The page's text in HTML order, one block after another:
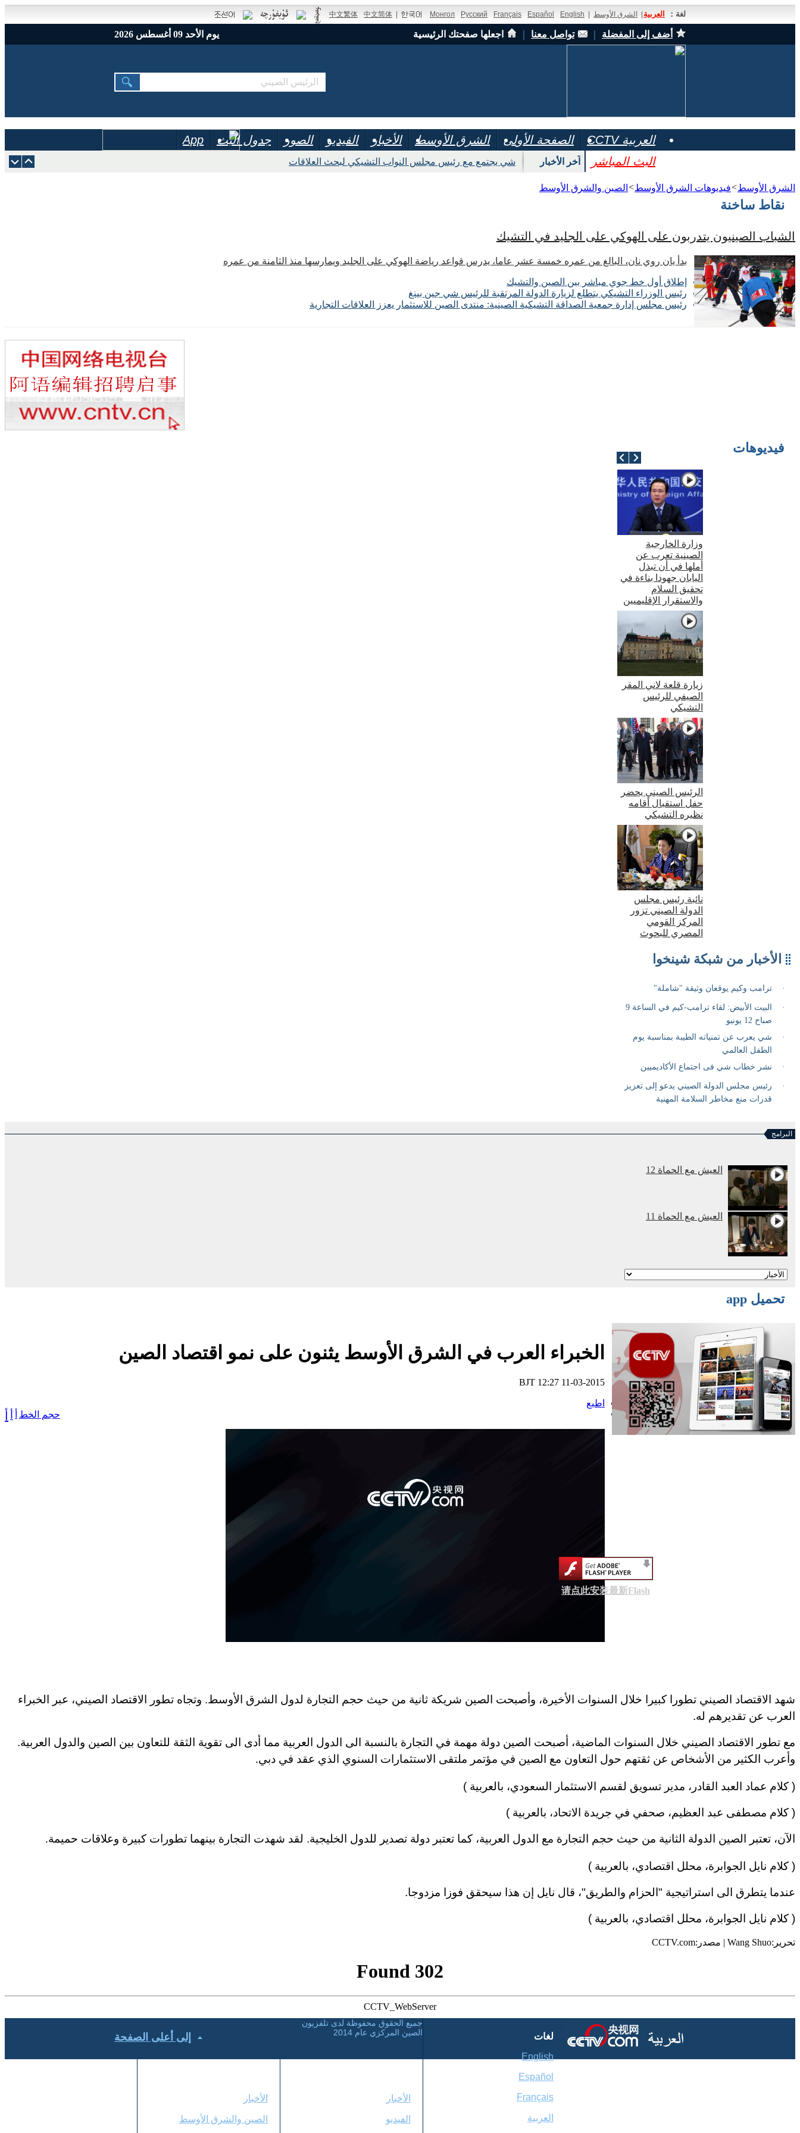
لغة： العربية الشرق الأوسط English
Español
Français
Русский
Монгол
中文简体
中文繁体
أضف إلى المفضلة تواصل معنا اجعلها صفحتك الرئيسية يوم الأحد 09 أغسطس 2026
العربية CCTV الصفحة الأولى الشرق الأوسط الأخبار الفيديو الصور جدول البث
App
البث المباشر
آخر الأخبار شي يجتمع مع رئيس مجلس النواب التشيكي لبحث العلاقات
الشرق الأوسط>فيديوهات الشرق الأوسط> الصين والشرق الأوسط
نقاط ساخنة
الشباب الصينيون يتدربون على الهوكي على الجليد في التشيك
بدأ يان روي نان، البالغ من عمره خمسة عشر عاما، يدرس قواعد رياضة الهوكي على الجليد ويمارسها منذ الثامنة من عمره
إطلاق أول خط جوي مباشر بين الصين والتشيك
رئيس الوزراء التشيكي يتطلع لزيارة الدولة المرتقبة للرئيس شي جين بينغ
رئيس مجلس إدارة جمعية الصداقة التشيكية الصينية: منتدى الصين للاستثمار يعزز العلاقات التجارية
فيديوهات
وزارة الخارجية
الصينية تعرب عن
أملها في أن تبذل
اليابان جهودا بناءة في
تحقيق السلام
والاستقرار الإقليميين
زيارة قلعة لاني المقر
الصيفي للرئيس
التشيكي
الرئيس الصيني يحضر
حفل استقبال أقامه
نظيره التشيكي
نائبة رئيس مجلس
الدولة الصيني تزور
المركز القومي
المصري للبحوث
البرامج
العيش مع الحماة 12
العيش مع الحماة 11
أفلام وثائقية: عصر
03 29
تحت الأضواء: التعاون
التجاري الصيني
تحميل app
الخبراء العرب في الشرق الأوسط يثنون على نمو اقتصاد الصين
BJT 12:27 11-03-2015
اطبع
أ حجم الخط
请点此安装最新Flash
شهد الاقتصاد الصيني تطورا كبيرا خلال السنوات الأخيرة، وأصبحت الصين شريكة ثانية من حيث حجم التجارة لدول الشرق الأوسط. وتجاه تطور الاقتصاد الصيني، عبر الخبراء
العرب عن تقديرهم له.
مع تطور الاقتصاد الصيني خلال السنوات الماضية، أصبحت الصين دولة مهمة في التجارة بالنسبة الى الدول العربية مما أدى الى تقوية الثقة للتعاون بين الصين والدول العربية.
وأعرب الكثير من الأشخاص عن ثقتهم حول التعاون مع الصين في مؤتمر ملتقى الاستثمارات السنوي الذي عقد في دبي.
( كلام عماد العبد القادر، مدير تسويق لقسم الاستثمار السعودي، بالعربية )
( كلام مصطفى عبد العظيم، صحفي في جريدة الاتحاد، بالعربية )
الآن، تعتبر الصين الدولة الثانية من حيث حجم التجارة مع الدول العربية، كما تعتبر دولة تصدير للدول الخليجية. لقد شهدت التجارة بينهما تطورات كبيرة وعلاقات حميمة.
( كلام نايل الجوابرة، محلل اقتصادي، بالعربية )
عندما يتطرق الى استراتيجية "الحزام والطريق"، قال نايل إن هذا سيحقق فوزا مزدوجا.
( كلام نايل الجوابرة، محلل اقتصادي، بالعربية )
تحرير:Wang Shuo | مصدر:CCTV.com
302 Found
CCTV_WebServer
إلى أعلى الصفحة
لغات
English
Español
Français
العربية
الأخبار
الفيديو
الأخبار
الصين والشرق الأوسط
جميع الحقوق محفوظة لدى تلفزيون
الصين المركزي عام 2014